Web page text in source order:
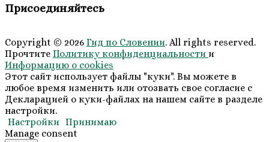
Присоединяйтесь
Copyright © 2026 Гид по Словении. All rights reserved.
Прочтите Политику конфиденциальности и
Информацию о cookies
Этот сайт использует файлы "куки". Вы можете в
любое время изменить или отозвать свое согласие с
Декларацией о куки-файлах на нашем сайте в разделе
настройки.
Настройки Принимаю
Manage consent